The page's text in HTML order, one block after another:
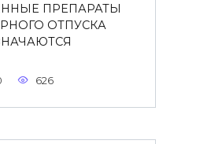
ПРЕПАРАТЫ
ОТПУСКА
626